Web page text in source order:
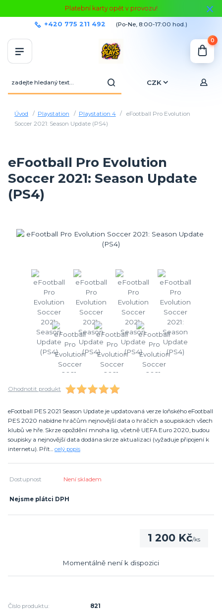
Platební karty opět v provozu!
CZK
+420 775 211 492 (Po-Ne, 8:00-17:00 hod.)
0
Úvod Playstation Playstation 4
eFootball Pro Evolution
Soccer 2021: Season Update (PS4)
eFootball Pro Evolution
Soccer 2021: Season Update
(PS4)
Ohodnotit produkt
eFootball PES 2021 Season Update je updatovaná verze loňského eFootball
PES 2020 nabídne hráčům nejnovější data o hráčích a soupiskách všech
klubů ve hře. Skrze opoždění mnoha lig, včetně UEFA Euro 2020, budou
soupisky a nejnovější data dodána skrze aktualizaci (vyžaduje připojení k
internetu). Přít... celý popis
Dostupnost Není skladem
Nejsme plátci DPH
1 200 Kč/ks
Momentálně není k dispozici
Číslo produktu:
821